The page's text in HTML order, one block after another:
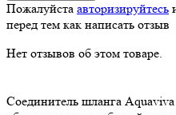
Пожалуйста авторизируйтесь
перед тем как написать отзыв
Нет отзывов об этом товаре.
Соединитель шланга Aquaviva